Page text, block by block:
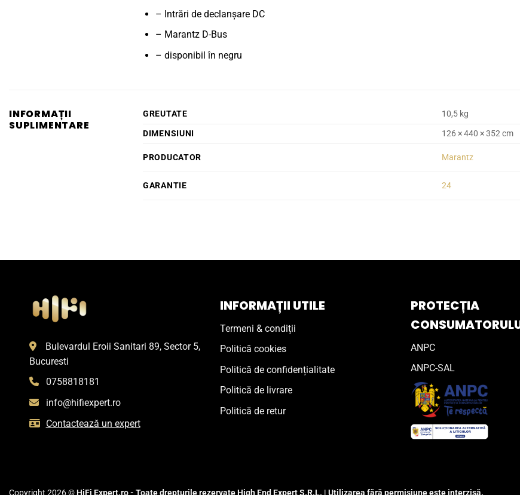
– Intrări de declanșare DC
– Marantz D-Bus
– disponibil în negru
INFORMAȚII
SUPLIMENTARE
GREUTATE
10,5 kg
DIMENSIUNI
126 × 440 × 352 cm
PRODUCATOR Marantz
GARANTIE 24
Bulevardul Eroii Sanitari 89, Sector 5,
Bucuresti
0758818181
info@hifiexpert.ro
Contactează un expert
INFORMAȚII UTILE
Termeni & condiții
Politică cookies
Politică de confidențialitate
Politică de livrare
Politică de retur
PROTECȚIA
ANPC
ANPC-SAL